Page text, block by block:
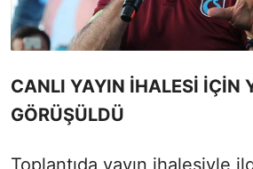
CANLI YAYIN İHALESİ İÇİN
GÖRÜŞÜLDÜ